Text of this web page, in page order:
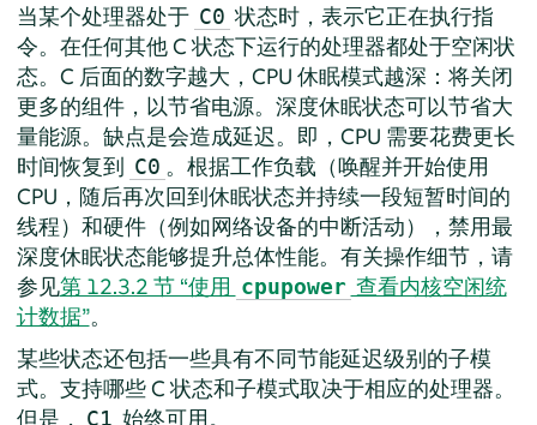
当某个处理器处于 C0 状态时，表示它正在执行指
令。在任何其他 C 状态下运行的处理器都处于空闲状
态。C 后面的数字越大，CPU 休眠模式越深：将关闭
更多的组件，以节省电源。深度休眠状态可以节省大
量能源。缺点是会造成延迟。即，CPU 需要花费更长
时间恢复到 C0 。根据工作负载（唤醒并开始使用
CPU，随后再次回到休眠状态并持续一段短暂时间的
线程）和硬件（例如网络设备的中断活动），禁用最
深度休眠状态能够提升总体性能。有关操作细节，请
参见第 12.3.2 节 “使用 cpupower 查看内核空闲统
计数据”。
某些状态还包括一些具有不同节能延迟级别的子模
式。支持哪些 C 状态和子模式取决于相应的处理器。
但是， C1 始终可用。